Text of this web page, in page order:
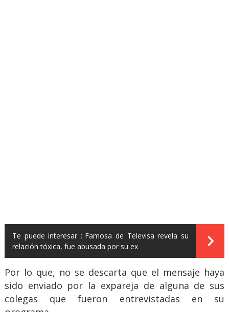
Te puede interesar : Famosa de Televisa revela su
relación tóxica, fue abusada por su ex
Por lo que, no se descarta que el mensaje haya
sido enviado por la expareja de alguna de sus
colegas que fueron entrevistadas en su